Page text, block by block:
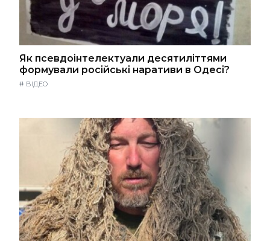
Як псевдоінтелектуали десятиліттями
формували російські наративи в Одесі?
# ВІДЕО